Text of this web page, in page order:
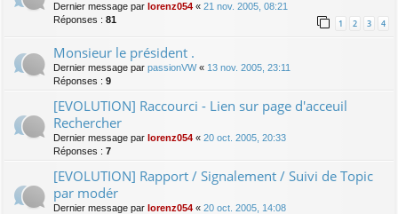
Dernier message par lorenz054 « 21 nov. 2005, 08:21
Réponses : 81 1 2 3 4
Monsieur le président .
Dernier message par passionVW« 13 nov. 2005, 23:11
Réponses : 9
[EVOLUTION] Raccourci - Lien sur page d'acceuil
Rechercher
Dernier message par lorenz054 « 20 oct. 2005, 20:33
Réponses : 7
[EVOLUTION] Rapport / Signalement / Suivi de Topic
par modér
Dernier message par lorenz054 « 20 oct. 2005, 14:08